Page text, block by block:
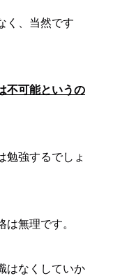
く、当然です
不可能というの
強するでしょ
無理です。
はなくしていか